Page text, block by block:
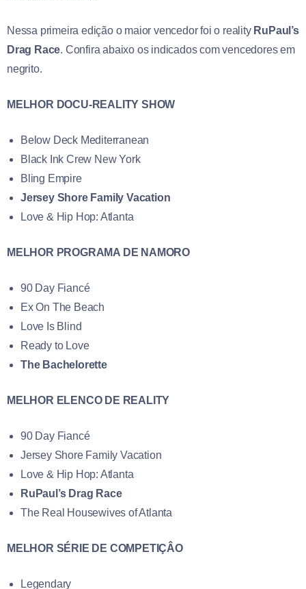
Nessa primeira edição o maior vencedor foi o reality RuPaul’s
Drag Race. Confira abaixo os indicados com vencedores em
negrito.
MELHOR DOCU-REALITY SHOW
Below Deck Mediterranean
Black Ink Crew New York
Bling Empire
Jersey Shore Family Vacation
Love & Hip Hop: Atlanta
MELHOR PROGRAMA DE NAMORO
90 Day Fiancé
Ex On The Beach
Love Is Blind
Ready to Love
The Bachelorette
MELHOR ELENCO DE REALITY
90 Day Fiancé
Jersey Shore Family Vacation
Love & Hip Hop: Atlanta
RuPaul’s Drag Race
The Real Housewives of Atlanta
MELHOR SÉRIE DE COMPETIÇÂO
Legendary